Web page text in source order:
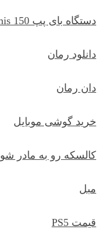
دستگاه بای پپ ResMed Lumis 150
دانلود رمان
دان رمان
خرید گوشی موبایل
کالسکه رو به مادر شو
مبل
قیمت PS5